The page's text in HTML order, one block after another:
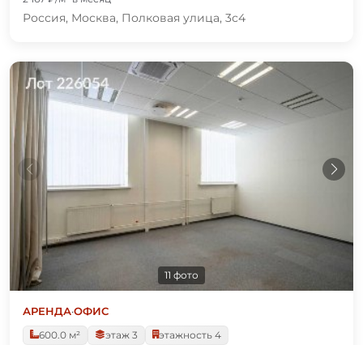
Россия, Москва, Полковая улица, 3с4
11 фото
АРЕНДА·ОФИС
600.0 м²
этаж 3 этажность 4